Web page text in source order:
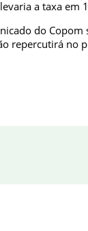
a taxa em
do
repercutirá no